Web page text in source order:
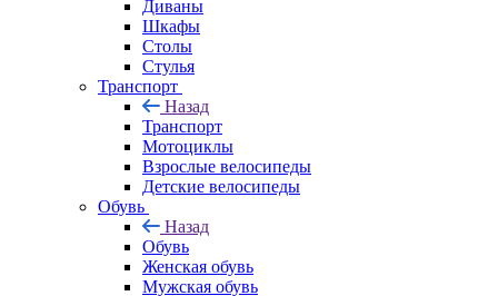
Диваны
Шкафы
Столы
Стулья
Транспорт
Назад
Транспорт
Мотоциклы
Взрослые велосипеды
Детские велосипеды
Обувь
Назад
Обувь
Женская обувь
Мужская обувь